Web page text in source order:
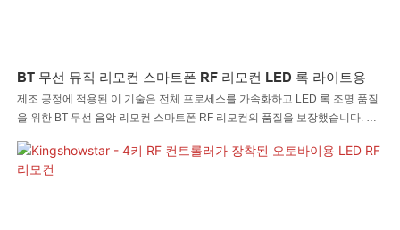
BT 무선 뮤직 리모컨 스마트폰 RF 리모컨 LED 록 라이트용
제조 공정에 적용된 이 기술은 전체 프로세스를 가속화하고 LED 록 조명 품질
을 위한 BT 무선 음악 리모컨 스마트폰 RF 리모컨의 품질을 보장했습니다. 자